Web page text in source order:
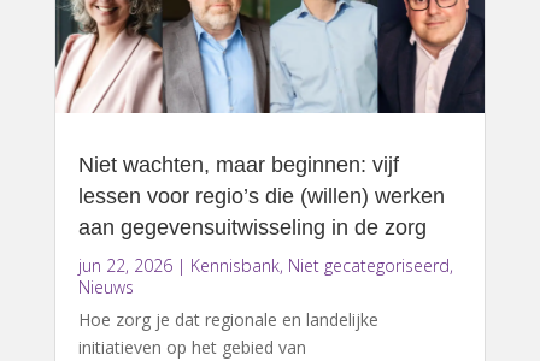
Niet wachten, maar beginnen: vijf
lessen voor regio’s die (willen) werken
aan gegevensuitwisseling in de zorg
jun 22, 2026| Kennisbank, Niet gecategoriseerd,
Nieuws
Hoe zorg je dat regionale en landelijke
initiatieven op het gebied van